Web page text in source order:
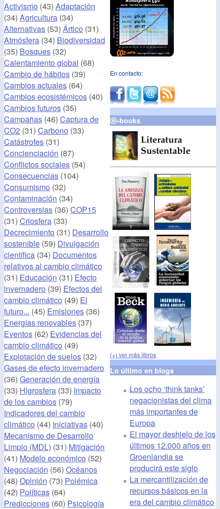
Activismo (43) Adaptación
(34) Agricultura (34)
Alternativas (53) Ártico (31)
Atmósfera (34) Biodiversidad
(35) Bosques (32)
Calentamiento global (68)
Cambio de hábitos (39)
Cambios actuales (64)
Cambios ecosistémicos (40)
Cambios futuros (35)
Campañas (46) Captura de
CO2 (31) Carbono (33)
Catástrofes (31)
Concienciación (87)
Conflictos sociales (54)
Consecuencias (104)
Consumismo (32)
Contaminación (34)
Controversias (36) COP15
(31) Criosfera (33)
Decrecimiento (31) Desarrollo
sostenible (59) Divulgación
científica (34) Documentos
relativos al cambio climático
(31) Educación (31) Efecto
invernadero (39) Efectos del
cambio climático (49) El
futuro... (45) Emisiones (36)
Energías renovables (37)
Eventos (62) Evidencias del
cambio climático (49)
Explotación de suelos (32)
Gases de efecto invernadero
(36) Generación de energía
(33) Higrosfera (33) Impacto
de los cambios (79)
Indicadores del cambio
climático (44) Iniciativas (40)
Mecanismo de Desarrollo
Limpio (MDL) (31) Mitigación
(41) Modelo económico (52)
Negociación (56) Océanos
(48) Opinión (73) Polémica
(42) Políticas (64)
Predicciones (60) Psicología
En contacto:
ⓔ-books
(+) ver más libros
Lo último en blogs
Los ocho ‘think tanks’
negacionistas del clima
más importantes de
Europa
El mayor deshielo de los
últimos 12.000 años en
Groenlandia se
producirá este siglo
La mercantilización de
recursos básicos en la
era del cambio climático